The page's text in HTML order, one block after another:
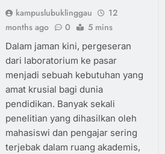
kampuslubuklinggau
12
months ago
0 5 mins
Dalam jaman kini, pergeseran
dari laboratorium ke pasar
menjadi sebuah kebutuhan yang
amat krusial bagi dunia
pendidikan. Banyak sekali
penelitian yang dihasilkan oleh
mahasiswi dan pengajar sering
terjebak dalam ruang akademis,